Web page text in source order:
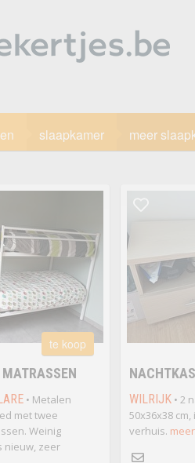
slaapkamer meer
te koop
• Metalen
met twee
Weinig
nieuw, zeer
WILRIJK• 2
50x36x38
verhuis.